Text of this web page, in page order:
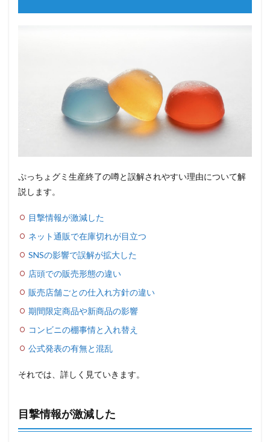
ぷっちょグミ生産終了の噂と誤解されやすい理由について解
説します。
目撃情報が激減した
ネット通販で在庫切れが目立つ
SNSの影響で誤解が拡大した
店頭での販売形態の違い
販売店舗ごとの仕入れ方針の違い
期間限定商品や新商品の影響
コンビニの棚事情と入れ替え
公式発表の有無と混乱
それでは、詳しく見ていきます。
目撃情報が激減した